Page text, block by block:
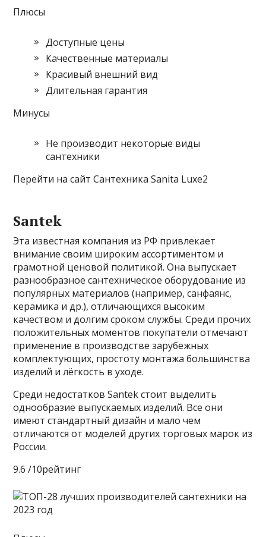
Плюсы
Доступные цены
Качественные материалы
Красивый внешний вид
Длительная гарантия
Минусы
Не производит некоторые виды
сантехники
Перейти на сайт Сантехника Sanita Luxe2
Santek
Эта известная компания из РФ привлекает
внимание своим широким ассортиментом и
грамотной ценовой политикой. Она выпускает
разнообразное сантехническое оборудование из
популярных материалов (например, санфаянс,
керамика и др.), отличающихся высоким
качеством и долгим сроком службы. Среди прочих
положительных моментов покупатели отмечают
применение в производстве зарубежных
комплектующих, простоту монтажа большинства
изделий и лёгкость в уходе.
Среди недостатков Santek стоит выделить
однообразие выпускаемых изделий. Все они
имеют стандартный дизайн и мало чем
отличаются от моделей других торговых марок из
России.
9.6 /10рейтинг